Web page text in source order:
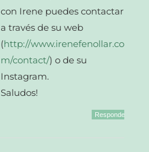
con Irene puedes contactar
a través de su web
(http://www.irenefenollar.co
m/contact/) o de su
Instagram.
Saludos!
Responder